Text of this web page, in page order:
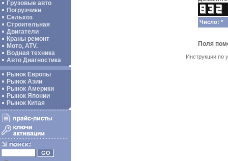
Грузовые авто
Погрузчики
Сельхоз
Строительная
Двигатели
Краны ремонт
Мото, ATV.
Водная техника
Авто Диагностика
Рынок Европы
Рынок Азии
Рынок Америки
Рынок Японии
Рынок Китая
Число: *
Поля
Инструкции по